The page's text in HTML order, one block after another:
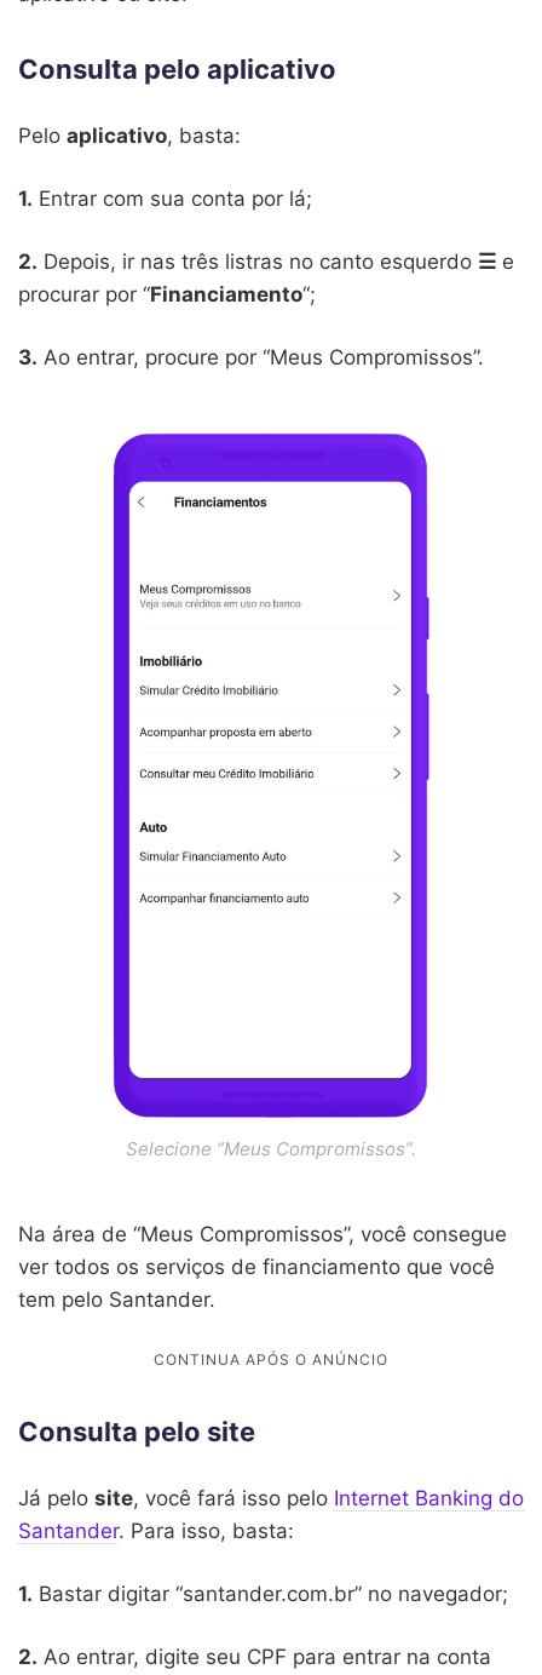
Consulta pelo aplicativo
Pelo aplicativo, basta:
1. Entrar com sua conta por lá;
2. Depois, ir nas três listras no canto esquerdo ☰ e
procurar por “Financiamento“;
3. Ao entrar, procure por “Meus Compromissos”.
Selecione “Meus Compromissos”.
Na área de “Meus Compromissos”, você consegue
ver todos os serviços de financiamento que você
tem pelo Santander.
Consulta pelo site
Já pelo site, você fará isso pelo Internet Banking do
Santander. Para isso, basta:
1. Bastar digitar “santander.com.br” no navegador;
2. Ao entrar, digite seu CPF para entrar na conta